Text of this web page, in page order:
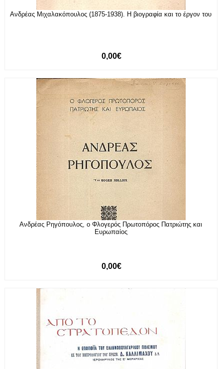
Ανδρέας Μιχαλακόπουλος (1875-1938). Η βιογραφία και το έργον του
0,00€
Ανδρέας Ρηγόπουλος, ο Φλογερός Πρωτοπόρος Πατριώτης και
Ευρωπαίος
0,00€